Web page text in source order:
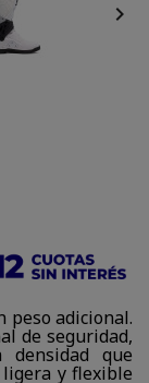

peso adicional.
de seguridad,
que
y flexible